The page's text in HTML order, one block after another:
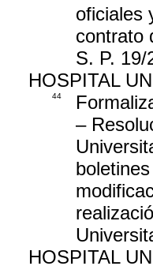
oficiales
contrato
S. P. 19/
HOSPITAL
44
–
HOSPITAL